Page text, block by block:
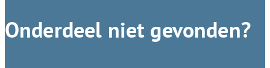
Onderdeel niet gevonden?